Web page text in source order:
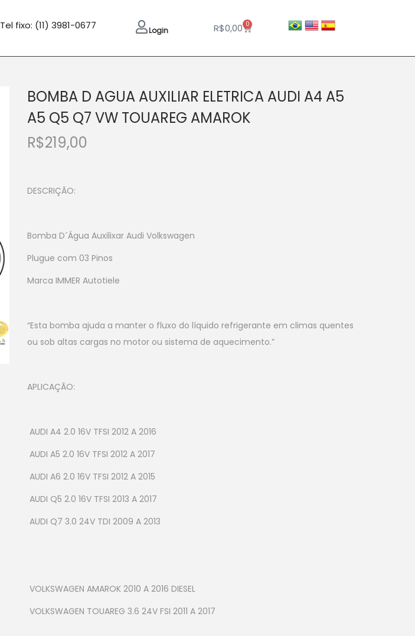
Tel fixo: (11) 3981-0677 Login R$0,00 0
BOMBA D AGUA AUXILIAR ELETRICA AUDI A4 A5
A5 Q5 Q7 VW TOUAREG AMAROK
R$219,00
DESCRIÇÃO:
Bomba D´Água Auxilixar Audi Volkswagen
Plugue com 03 Pinos
Marca IMMER Autotiele
“Esta bomba ajuda a manter o fluxo do líquido refrigerante em climas quentes
ou sob altas cargas no motor ou sistema de aquecimento.”
APLICAÇÃO:
AUDI A4 2.0 16V TFSI 2012 A 2016
AUDI A5 2.0 16V TFSI 2012 A 2017
AUDI A6 2.0 16V TFSI 2012 A 2015
AUDI Q5 2.0 16V TFSI 2013 A 2017
AUDI Q7 3.0 24V TDI 2009 A 2013
VOLKSWAGEN AMAROK 2010 A 2016 DIESEL
VOLKSWAGEN TOUAREG 3.6 24V FSI 2011 A 2017